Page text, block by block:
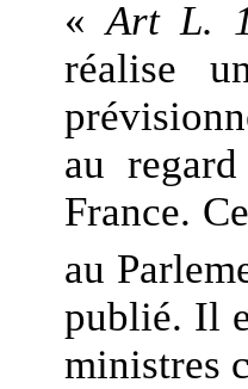
«Art L.
réalise
au
France.
au
publié. Il
ministres